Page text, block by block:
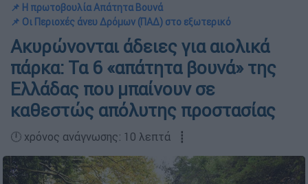
📌 Η πρωτοβουλία Απάτητα Βουνά
📌 Οι Περιοχές άνευ Δρόμων (ΠΑΔ) στο εξωτερικό
Ακυρώνονται άδειες για αιολικά
πάρκα: Τα 6 «απάτητα βουνά» της
Ελλάδας που μπαίνουν σε
καθεστώς απόλυτης προστασίας
🕛 χρόνος ανάγνωσης: 10 λεπτά ┋